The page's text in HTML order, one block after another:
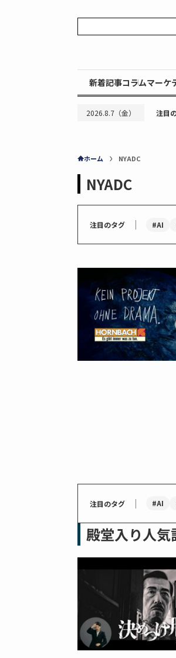
新着記事コラムマーケ
2026.8.7（金） 注目
ホーム NYADC
NYADC
注目のタグ ｜ #AI
注目のタグ ｜ #AI
殿堂入り人気